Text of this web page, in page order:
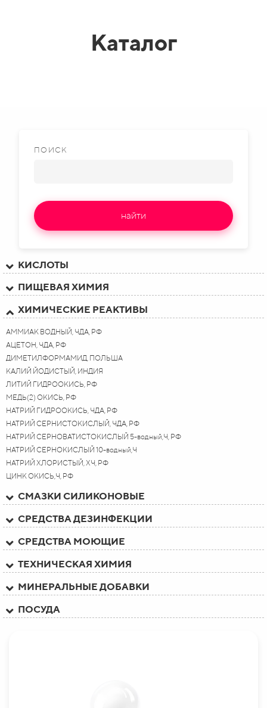
Каталог
ПОИСК
найти
КИСЛОТЫ
ПИЩЕВАЯ ХИМИЯ
ХИМИЧЕСКИЕ РЕАКТИВЫ
АММИАК ВОДНЫЙ, ЧДА, РФ
АЦЕТОН, ЧДА, РФ
ДИМЕТИЛФОРМАМИД, ПОЛЬША
КАЛИЙ ЙОДИСТЫЙ, ИНДИЯ
ЛИТИЙ ГИДРООКИСЬ, РФ
МЕДЬ(2) ОКИСЬ, РФ
НАТРИЙ ГИДРООКИСЬ, ЧДА, РФ
НАТРИЙ СЕРНИСТОКИСЛЫЙ, ЧДА, РФ
НАТРИЙ СЕРНОВАТИСТОКИСЛЫЙ 5-водный,Ч, РФ
НАТРИЙ СЕРНОКИСЛЫЙ 10-водный,Ч
НАТРИЙ ХЛОРИСТЫЙ, ХЧ, РФ
ЦИНК ОКИСЬ,Ч, РФ
СМАЗКИ СИЛИКОНОВЫЕ
СРЕДСТВА ДЕЗИНФЕКЦИИ
СРЕДСТВА МОЮЩИЕ
ТЕХНИЧЕСКАЯ ХИМИЯ
МИНЕРАЛЬНЫЕ ДОБАВКИ
ПОСУДА